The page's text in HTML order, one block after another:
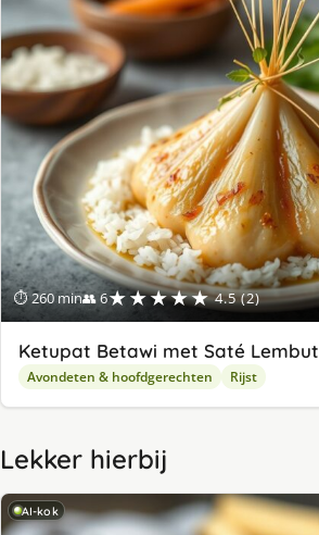
⏱ 260 min👥 6★★★★★ 4.5 (2)
Ketupat Betawi met Saté Lembut
Avondeten & hoofdgerechten Rijst
Lekker hierbij
AI-kok